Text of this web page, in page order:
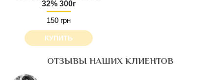
32% 300г
150 грн
КУПИТЬ
ОТЗЫВЫ НАШИХ КЛИЕНТОВ